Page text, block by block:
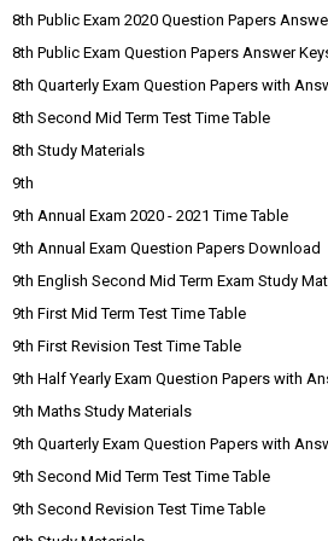
8th Public Exam 2020 Question Papers
8th Public Exam Question Papers Answer
8th Quarterly Exam Question Papers with
8th Second Mid Term Test Time Table
8th Study Materials
9th
9th Annual Exam 2020 - 2021 Time Table
9th Annual Exam Question Papers Download
9th English Second Mid Term Exam Study
9th First Mid Term Test Time Table
9th First Revision Test Time Table
9th Half Yearly Exam Question Papers with
9th Maths Study Materials
9th Quarterly Exam Question Papers with
9th Second Mid Term Test Time Table
9th Second Revision Test Time Table